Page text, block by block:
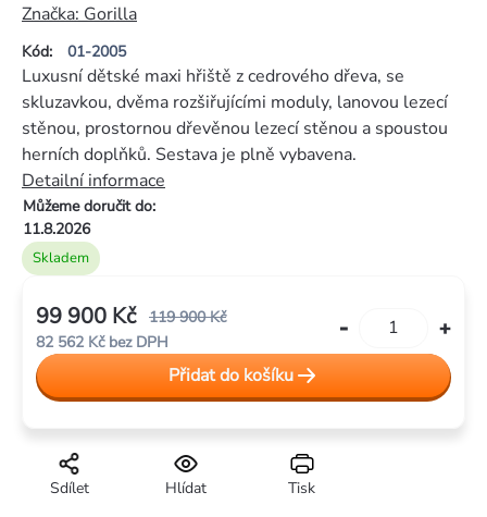
Kód: 01-2005
hodnocení
produktu
je
5,0
5
hvězdiček.
Značka: Gorilla
Skladem
Můžeme doručit do:
11.8.2026
Luxusní dětské maxi hřiště z cedrového dřeva, se
skluzavkou, dvěma rozšiřujícími moduly, lanovou lezecí
stěnou, prostornou dřevěnou lezecí stěnou a spoustou
herních doplňků. Sestava je plně vybavena.
Detailní informace
Tisk
Hlídat
Sdílet
119 900 Kč
99 900 Kč
82 562 Kč bez DPH
Měrná
cena:
Přidat do košíku